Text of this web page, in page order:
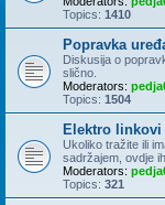
Topics: 1410
Popravka
Diskusija o
slično.
Moderators:
Topics: 1504
Elektro linkovi
Ukoliko tražite ili
sadržajem, ovdje
Moderators:
Topics: 321